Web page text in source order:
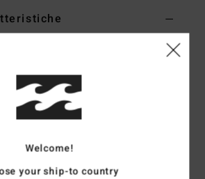
Codice colore
laterale
sulle anche, con cucitura posteriore
Welcome!
your ship-to country